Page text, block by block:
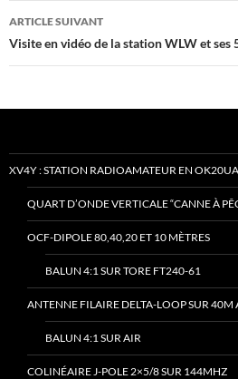
articles
ARTICLE SUIVANT
Visite en vidéo de la station WLW et ses
XV4Y : STATION RADIOAMATEUR EN OK20UA
QUART D’ONDE VERTICALE “CANNE À
OCF-DIPOLE 80,40,20 ET 10 MÈTRES
BALUN 4:1 SUR TORE FT240-61
ANTENNE FILAIRE DELTA-LOOP SUR 40M
BALUN 4:1 SUR AIR
COLINÉAIRE J-POLE 2×5/8 SUR 144MHZ